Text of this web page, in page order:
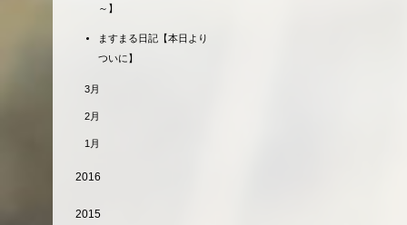
～】
ますまる日記【本日より
ついに】
3月
2月
1月
2016
2015